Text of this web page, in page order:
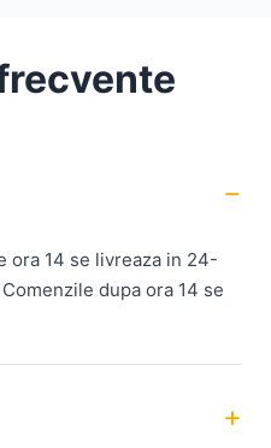
ora 14 se livreaza in 24-
dupa ora 14 se